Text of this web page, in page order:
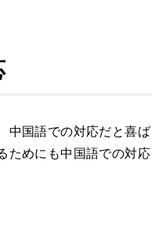
中国語での対応だと喜ば
ためにも中国語での対応